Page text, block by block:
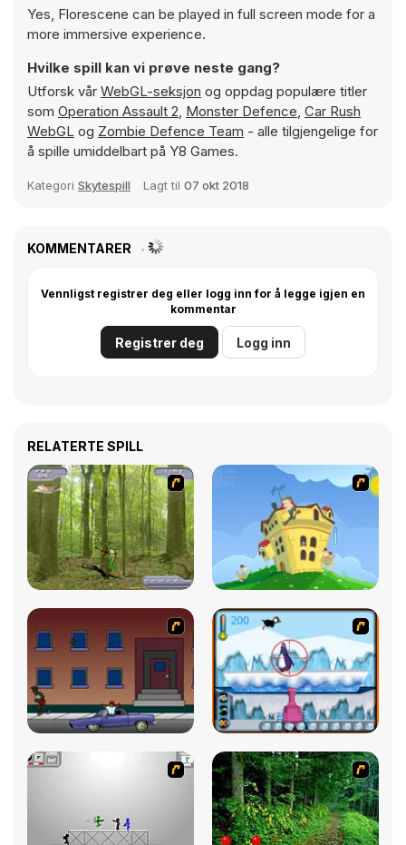
Yes, Florescene can be played in full screen mode for a
more immersive experience.
Hvilke spill kan vi prøve neste gang?
Utforsk vår WebGL-seksjon og oppdag populære titler
som Operation Assault 2, Monster Defence, Car Rush
WebGL og Zombie Defence Team - alle tilgjengelige for
å spille umiddelbart på Y8 Games.
Kategori Skytespill Lagt til 07 okt 2018
KOMMENTARER
Vennligst registrer deg eller logg inn for å legge igjen en
kommentar
Registrer deg Logg inn
RELATERTE SPILL